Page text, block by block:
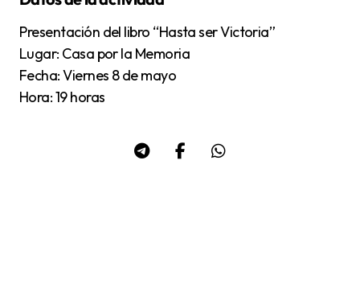
Presentación del libro “Hasta ser Victoria”
Lugar: Casa por la Memoria
Fecha: Viernes 8 de mayo
Hora: 19 horas